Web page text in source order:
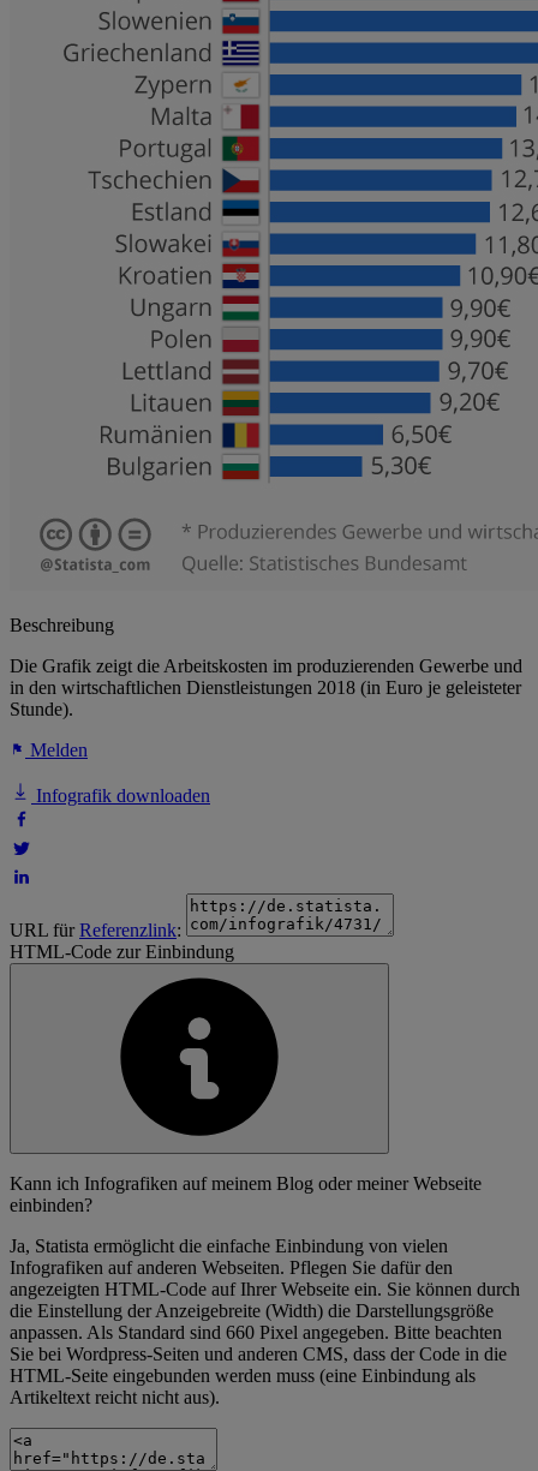
Beschreibung
Die Grafik zeigt die Arbeitskosten im produzierenden Gewerbe und
in den wirtschaftlichen Dienstleistungen 2018 (in Euro je geleisteter
Stunde).
Melden
Infografik downloaden
URL fürReferenzlink:
HTML-Code zur Einbindung
Kann ich Infografiken auf meinem Blog oder meiner Webseite
einbinden?
Ja, Statista ermöglicht die einfache Einbindung von vielen
Infografiken auf anderen Webseiten. Pflegen Sie dafür den
angezeigten HTML-Code auf Ihrer Webseite ein. Sie können durch
die Einstellung der Anzeigebreite (Width) die Darstellungsgröße
anpassen. Als Standard sind 660 Pixel angegeben. Bitte beachten
Sie bei Wordpress-Seiten und anderen CMS, dass der Code in die
HTML-Seite eingebunden werden muss (eine Einbindung als
Artikeltext reicht nicht aus).